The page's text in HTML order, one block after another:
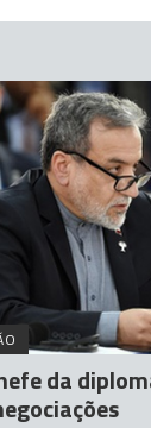
da